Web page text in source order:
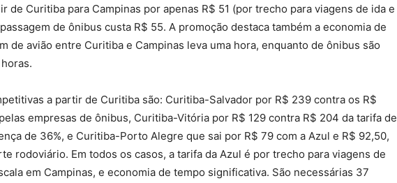
de Curitiba para Campinas por apenas R$ 51 (por trecho para viagens de ida e
de ônibus custa R$ 55. A promoção destaca também a economia de
de avião entre Curitiba e Campinas leva uma hora, enquanto de ônibus são
a partir de Curitiba são: Curitiba-Salvador por R$ 239 contra os R$
empresas de ônibus, Curitiba-Vitória por R$ 129 contra R$ 204 da tarifa de
de 36%, e Curitiba-Porto Alegre que sai por R$ 79 com a Azul e R$ 92,50,
rodoviário. Em todos os casos, a tarifa da Azul é por trecho para viagens de
em Campinas, e economia de tempo significativa. São necessárias 37